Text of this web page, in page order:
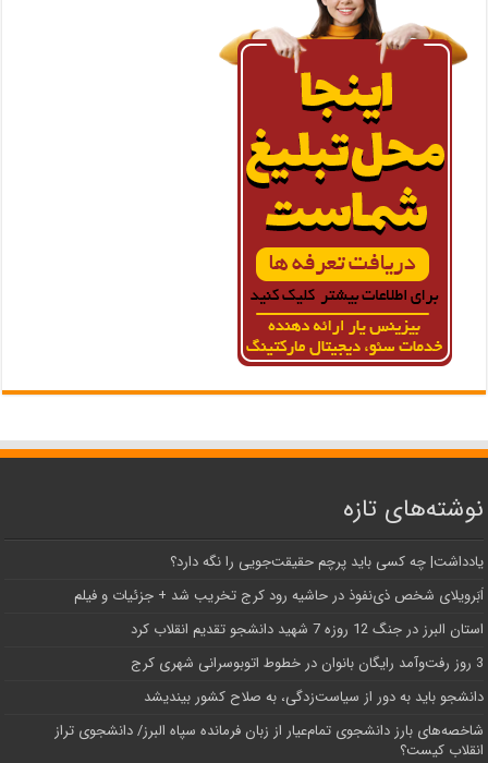
نوشته‌های تازه
یادداشت| ‌چه کسی باید پرچم حقیقت‌جویی را نگه دارد؟
اَبَر‌ویلای شخص ذی‌نفوذ در حاشیه‌ رود کرج تخریب شد + جزئیات و فیلم
استان البرز در جنگ 12 روزه 7 شهید دانشجو تقدیم انقلاب کرد
3 روز رفت‌وآمد رایگان بانوان در خطوط اتوبوسرانی شهری کرج
دانشجو باید به دور از سیاست‌زدگی، به صلاح کشور بیندیشد
شاخصه‌های بارز دانشجوی تمام‌عیار از زبان فرمانده سپاه البرز/ دانشجوی تراز
انقلاب کیست؟